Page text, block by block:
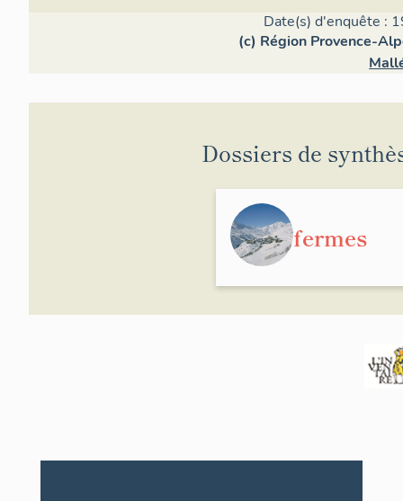
Date(s) d'enquête :
(c) Région Provence-
Dossiers de
fermes